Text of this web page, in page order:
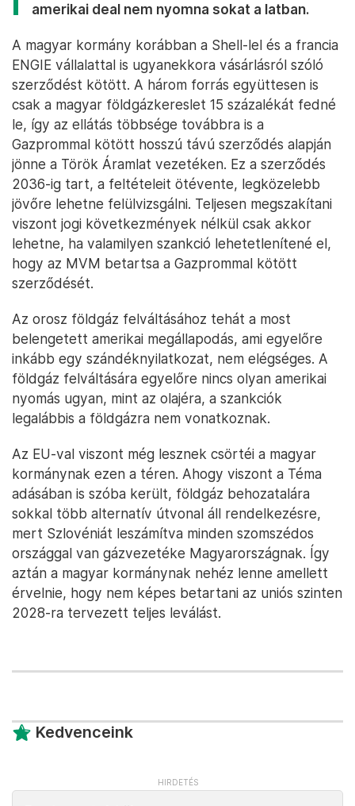
amerikai deal nem nyomna sokat a latban.
A magyar kormány korábban a Shell-lel és a francia
ENGIE vállalattal is ugyanekkora vásárlásról szóló
szerződést kötött. A három forrás együttesen is
csak a magyar földgázkereslet 15 százalékát fedné
le, így az ellátás többsége továbbra is a
Gazprommal kötött hosszú távú szerződés alapján
jönne a Török Áramlat vezetéken. Ez a szerződés
2036-ig tart, a feltételeit ötévente, legközelebb
jövőre lehetne felülvizsgálni. Teljesen megszakítani
viszont jogi következmények nélkül csak akkor
lehetne, ha valamilyen szankció lehetetlenítené el,
hogy az MVM betartsa a Gazprommal kötött
szerződését.
Az orosz földgáz felváltásához tehát a most
belengetett amerikai megállapodás, ami egyelőre
inkább egy szándéknyilatkozat, nem elégséges. A
földgáz felváltására egyelőre nincs olyan amerikai
nyomás ugyan, mint az olajéra, a szankciók
legalábbis a földgázra nem vonatkoznak.
Az EU-val viszont még lesznek csörtéi a magyar
kormánynak ezen a téren. Ahogy viszont a Téma
adásában is szóba került, földgáz behozatalára
sokkal több alternatív útvonal áll rendelkezésre,
mert Szlovéniát leszámítva minden szomszédos
országgal van gázvezetéke Magyarországnak. Így
aztán a magyar kormánynak nehéz lenne amellett
érvelnie, hogy nem képes betartani az uniós szinten
2028-ra tervezett teljes leválást.
Kedvenceink